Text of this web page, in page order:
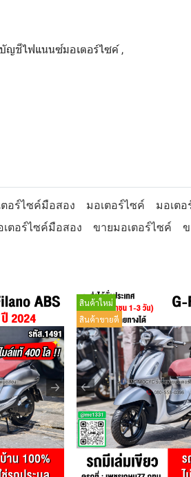
ญชีไฟแนนซ์มอเตอร์ไซค์ ,
อร์ไซค์มือสอง มอเตอร์ไซค์ มอเต
ตอร์ไซค์มือสอง ขายมอเตอร์ไซค์
สินค้าใหม่
สินค้าขายดี